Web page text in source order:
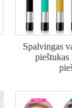
Spalvingas
pieštukas